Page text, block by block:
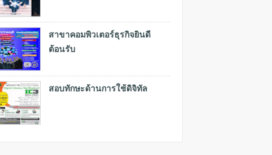
สาขาคอมพิวเตอร์ธุรกิจยินดี
ต้อนรับ
สอบทักษะด้านการใช้ดิจิทัล